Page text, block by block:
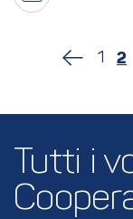
1 2
Tutti i